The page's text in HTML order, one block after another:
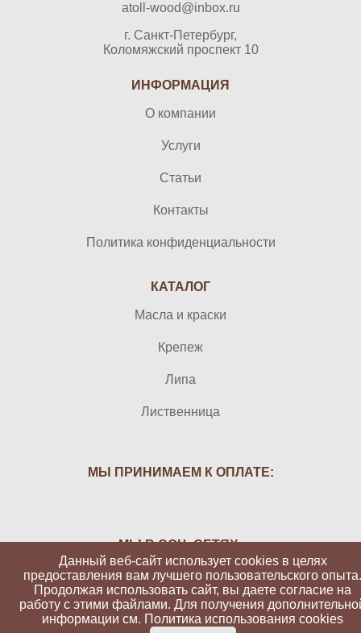
atoll-wood@inbox.ru
г. Санкт-Петербург,
Коломяжский проспект 10
ИНФОРМАЦИЯ
О компании
Услуги
Статьи
Контакты
Политика конфиденциальности
КАТАЛОГ
Масла и краски
Крепеж
Липа
Лиственница
МЫ ПРИНИМАЕМ К ОПЛАТЕ:
МЫ В СОЦ. СЕТЯХ:
Вуд-Атолл 2026 | Все права защищены
Данный веб-сайт использует cookies в целях
предоставления вам лучшего пользовательского опыта.
Продолжая использовать сайт, вы даете согласие на
работу с этими файлами. Для получения
информации см. Политика использования cookies